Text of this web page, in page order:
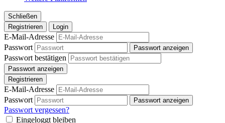
Schließen
Registrieren
Login
E-Mail-Adresse
Passwort
Passwort anzeigen
Passwort bestätigen
Passwort anzeigen
Registrieren
E-Mail-Adresse
Passwort
Passwort anzeigen
Passwort vergessen?
Eingeloggt bleiben